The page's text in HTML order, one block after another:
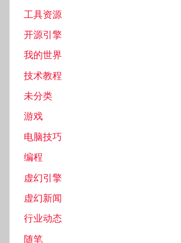
工具资源
开源引擎
我的世界
技术教程
未分类
游戏
电脑技巧
编程
虚幻引擎
虚幻新闻
行业动态
随笔